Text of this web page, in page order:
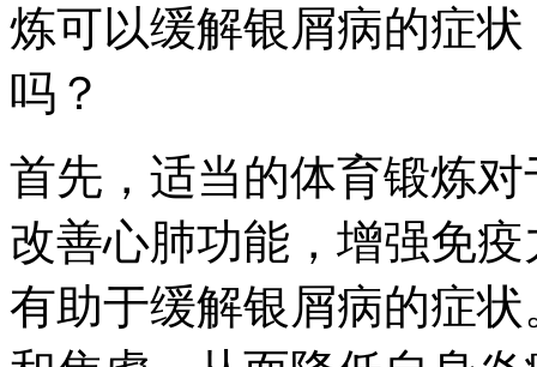
炼可以缓解银屑病的症
吗？
首先，适当的体育锻炼
改善心肺功能，增强免
有助于缓解银屑病的症